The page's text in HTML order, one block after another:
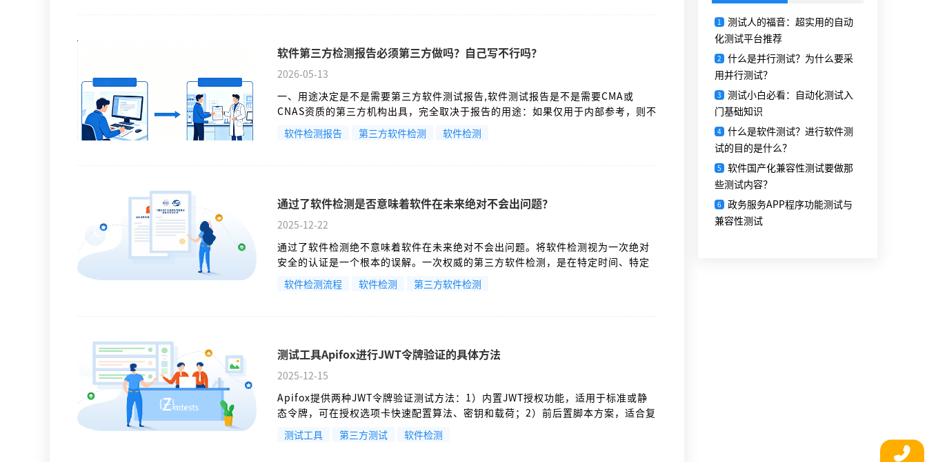
软件第三方检测报告必须第三方做吗？自己写不行吗？
2026-05-13
一、用途决定是不是需要第三方软件测试报告,软件测试报告是不是需要CMA或
CNAS资质的第三方机构出具，完全取决于报告的用途：如果仅用于内部参考，则不
一定需要；但如果用于对外证明、具有法律或行政效力的场景（如政府项目验收、
招投标等），则必须由有相应资质的第三方机构出具。
软件检测报告 第三方软件检测 软件检测
通过了软件检测是否意味着软件在未来绝对不会出问题？
2025-12-22
通过了软件检测绝不意味着软件在未来绝对不会出问题。将软件检测视为一次绝对
安全的认证是一个根本的误解。一次权威的第三方软件检测，是在特定时间、特定
条件下，对软件质量的一次高强度体检，极大地降低了已知风险，但无法消除所有
未知风险。
软件检测流程 软件检测 第三方软件检测
测试工具Apifox进行JWT令牌验证的具体方法
2025-12-15
Apifox提供两种JWT令牌验证测试方法：1）内置JWT授权功能，适用于标准或静
态令牌，可在授权选项卡快速配置算法、密钥和载荷；2）前后置脚本方案，适合复
杂场景，支持动态令牌管理，包括自动登录、令牌刷新、过期重试等全生命周期处
理。内置方法简单直观，脚本方案则通过公共脚本实现团队复用，完美支持自动化
测试工具 第三方测试 软件检测
1
测试人的福音：超实用的自动
化测试平台推荐
2
什么是并行测试？为什么要采
用并行测试？
3
测试小白必看：自动化测试入
门基础知识
4 什么是软件测试？进行软件测
试的目的是什么？
5
软件国产化兼容性测试要做那
些测试内容？
6
政务服务APP程序功能测试与
兼容性测试